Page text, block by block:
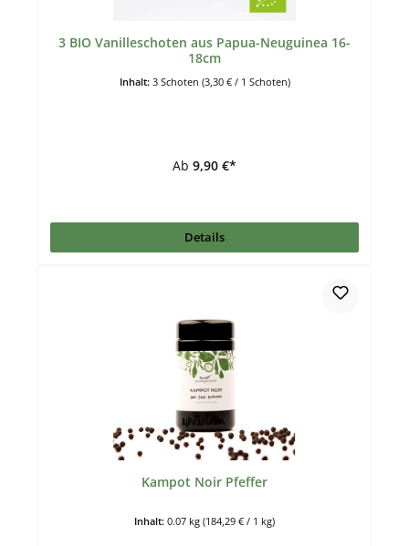
3 BIO Vanilleschoten aus Papua-Neuguinea 16-
18cm
Inhalt: 3 Schoten (3,30 € / 1 Schoten)
Ab 9,90 €*
Details
Kampot Noir Pfeffer
Inhalt: 0.07 kg (184,29 € / 1 kg)